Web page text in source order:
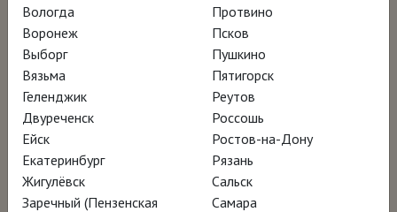
удивительную эпоху иранской истории,
связавшую традицию и современность.
В фильме представлены и знаменитые
художники эпохи Каджаров, такие, как Сани
ал-Мулк и Камал ал-Мулк, и те пути, по
которым шло иранское искусство,
совмещая традиции персидской
Вологда
Воронеж
Выборг
Вязьма
Геленджик
Двуреченск
Ейск
Екатеринбург
Жигулёвск
Заречный (Пензенская
Протвино
Псков
Пушкино
Пятигорск
Реутов
Россошь
Ростов-на-Дону
Рязань
Сальск
Самара